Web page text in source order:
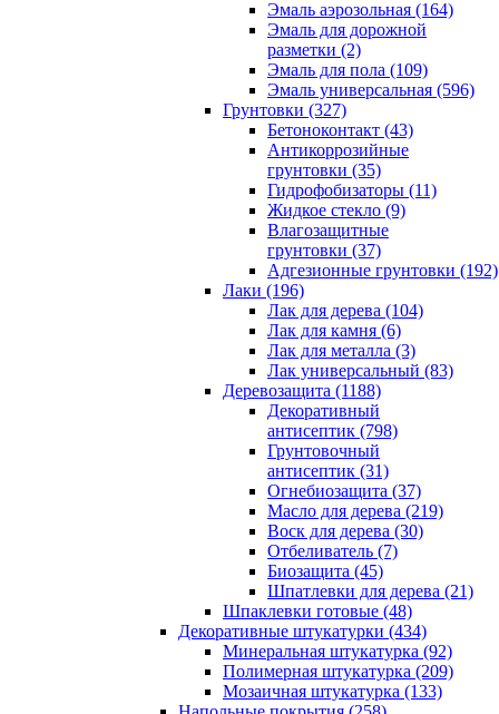
Эмаль аэрозольная (164)
Эмаль для дорожной
разметки (2)
Эмаль для пола (109)
Эмаль универсальная (596)
Грунтовки (327)
Бетоноконтакт (43)
Антикоррозийные
грунтовки (35)
Гидрофобизаторы (11)
Жидкое стекло (9)
Влагозащитные
грунтовки (37)
Адгезионные грунтовки (192)
Лаки (196)
Лак для дерева (104)
Лак для камня (6)
Лак для металла (3)
Лак универсальный (83)
Деревозащита (1188)
Декоративный
антисептик (798)
Грунтовочный
антисептик (31)
Огнебиозащита (37)
Масло для дерева (219)
Воск для дерева (30)
Отбеливатель (7)
Биозащита (45)
Шпатлевки для дерева (21)
Шпаклевки готовые (48)
Декоративные штукатурки (434)
Минеральная штукатурка (92)
Полимерная штукатурка (209)
Мозаичная штукатурка (133)